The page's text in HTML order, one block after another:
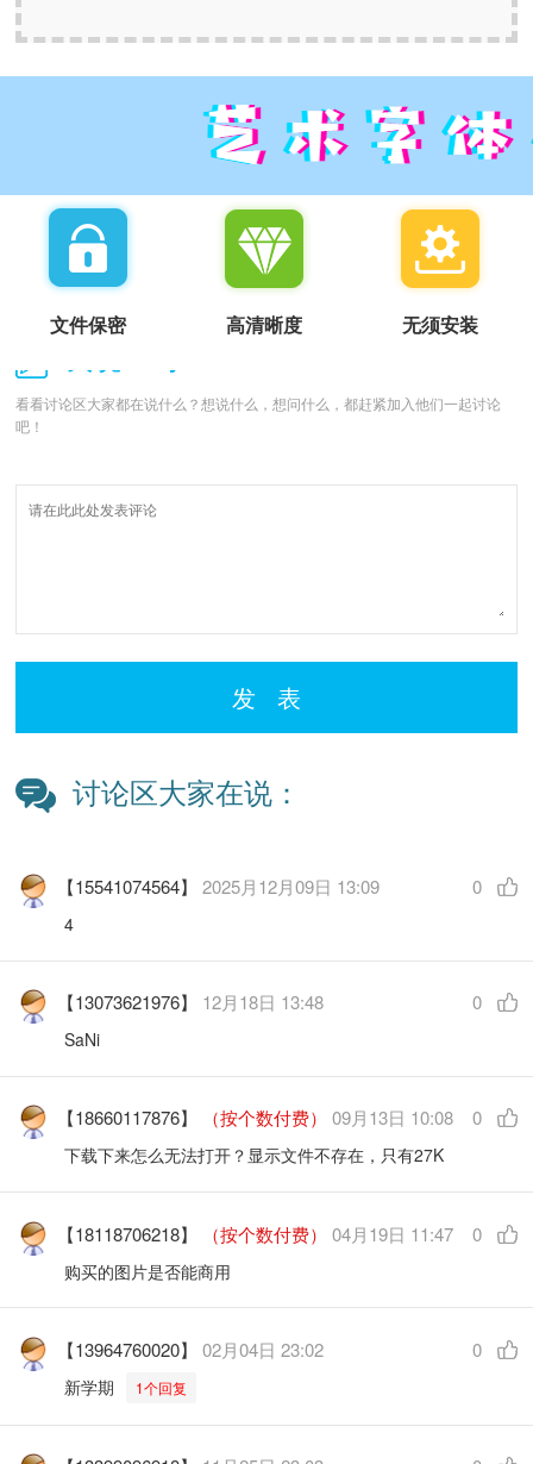
文件保密 高清晰度 无须安装
看看讨论区大家都在说什么？想说什么，想问什么，都赶紧加入他们一起讨论
吧！
发 表
讨论区大家在说：
【15541074564】2025月12月09日 13:09 0
4
【13073621976】 12月18日 13:48 0
SaNi
【18660117876】 （按个数付费） 09月13日 10:08 0
下载下来怎么无法打开？显示文件不存在，只有27K
【18118706218】 （按个数付费） 04月19日 11:47 0
购买的图片是否能商用
【13964760020】02月04日 23:02 0
新学期 1个回复